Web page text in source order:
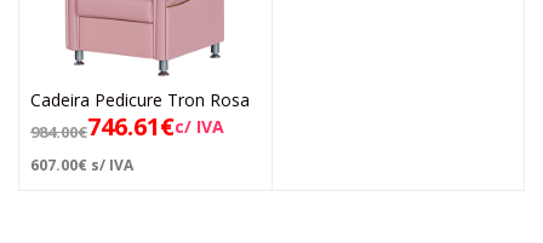
Cadeira Pedicure Tron Rosa
984.00€746.61€c/ IVA
607.00€ s/ IVA